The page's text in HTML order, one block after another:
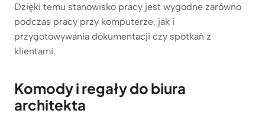
Dzięki temu stanowisko pracy jest wygodne zarówno
podczas pracy przy komputerze, jak i
przygotowywania dokumentacji czy spotkań z
klientami.
Komody i regały do biura
architekta